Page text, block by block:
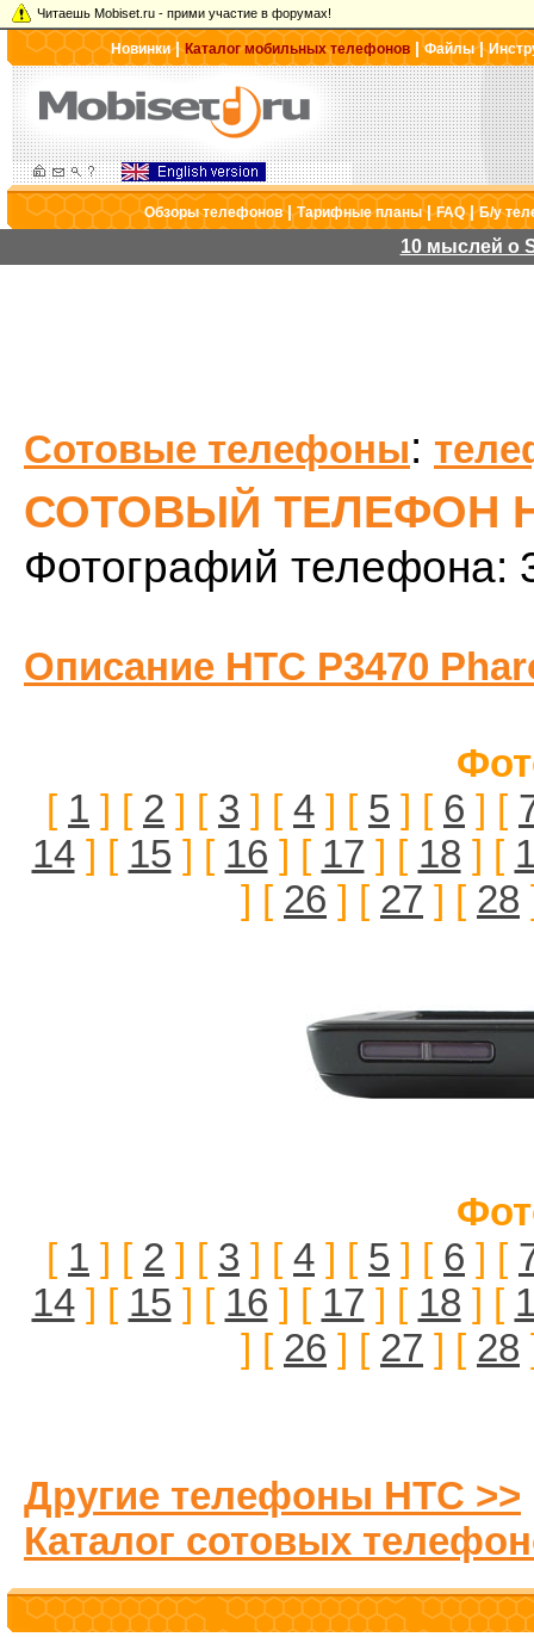
Читаешь Mobiset.ru - прими участие в форумах!
Новинки|Каталог мобильных телефонов |Файлы|
Обзоры телефонов|Тарифные планы|FAQ|Б/у
10 мыслей о
Сотовые телефоны:
СОТОВЫЙ ТЕЛЕФОН
Фотографий телефона:
Описание HTC P3470
[ 1 ] [ 2 ] [ 3 ] [ 4 ] [ 5 ] [ 6 ] [
14] [ 15 ] [ 16 ] [ 17 ] [ 18 ] [
] [ 26 ] [ 27 ] [ 28
[ 1 ] [ 2 ] [ 3 ] [ 4 ] [ 5 ] [ 6 ] [
14] [ 15 ] [ 16 ] [ 17 ] [ 18 ] [
] [ 26 ] [ 27 ] [ 28
Другие телефоны HTC >>
Каталог сотовых